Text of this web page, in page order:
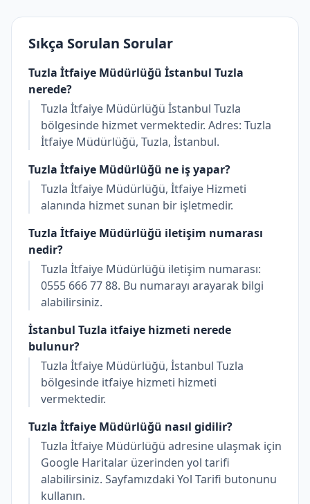
Sıkça Sorulan Sorular
Tuzla İtfaiye Müdürlüğü İstanbul Tuzla
nerede?
Tuzla İtfaiye Müdürlüğü İstanbul Tuzla
bölgesinde hizmet vermektedir. Adres: Tuzla
İtfaiye Müdürlüğü, Tuzla, İstanbul.
Tuzla İtfaiye Müdürlüğü ne iş yapar?
Tuzla İtfaiye Müdürlüğü, İtfaiye Hizmeti
alanında hizmet sunan bir işletmedir.
Tuzla İtfaiye Müdürlüğü iletişim numarası
nedir?
Tuzla İtfaiye Müdürlüğü iletişim numarası:
0555 666 77 88. Bu numarayı arayarak bilgi
alabilirsiniz.
İstanbul Tuzla i̇tfaiye hizmeti nerede
bulunur?
Tuzla İtfaiye Müdürlüğü, İstanbul Tuzla
bölgesinde i̇tfaiye hizmeti hizmeti
vermektedir.
Tuzla İtfaiye Müdürlüğü nasıl gidilir?
Tuzla İtfaiye Müdürlüğü adresine ulaşmak için
Google Haritalar üzerinden yol tarifi
alabilirsiniz. Sayfamızdaki Yol Tarifi butonunu
kullanın.